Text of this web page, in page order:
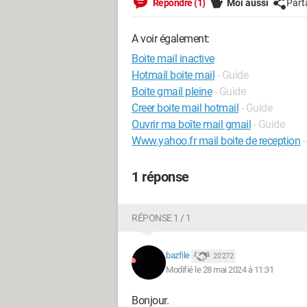
Répondre (1) Moi aussi
A voir également:
Boite mail inactive
Hotmail boite mail - Guide
Boite gmail pleine - Guide
Creer boite mail hotmail - Guide
Ouvrir ma boîte mail gmail - Guide
Www.yahoo.fr mail boite de reception
1 réponse
RÉPONSE 1 / 1
bazfile 20 272
Modifié le 28 mai 2024 à 11:31
Bonjour.